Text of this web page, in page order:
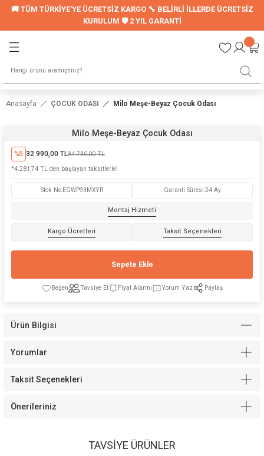
🚚 TÜM TÜRKİYE'YE ÜCRETSİZ KARGO 🔧 BELİRLİ İLLERDE ÜCRETSİZ
KURULUM 🛡️ 2 YIL GARANTİ
Genç Nevresim Seti
Anasayfa ÇOCUK ODASI Milo Meşe-Beyaz Çocuk Odası
Milo Meşe-Beyaz Çocuk Odası
%5 32.990,00 TL34.730,00 TL
*4.281,74 TL den başlayan taksitlerle!
Stok No:EGWP93MXYR Garanti Süresi:24 Ay
Montaj Hizmeti
Kargo Ücretleri Taksit Seçenekleri
Sepete Ekle
Tavsiye Et Fiyat Alarmı Yorum Yaz Paylaş
Ürün Bilgisi
Yorumlar
Taksit Seçenekleri
Önerileriniz
TAVSİYE ÜRÜNLER